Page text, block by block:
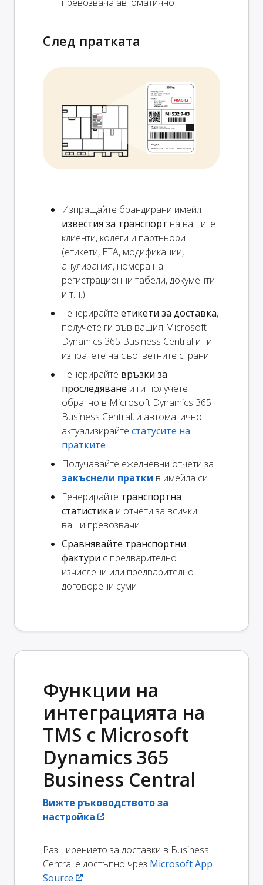
След пратката
Изпращайте брандирани имейл
известия за транспорт на вашите
клиенти, колеги и партньори
(етикети, ETA, модификации,
анулирания, номера на
регистрационни табели, документи
и т.н.)
Генерирайте етикети за доставка,
получете ги във вашия Microsoft
Dynamics 365 Business Central и ги
изпратете на съответните страни
Генерирайте връзки за
проследяване и ги получете
обратно в Microsoft Dynamics 365
Business Central, и автоматично
актуализирайте статусите на
пратките
Получавайте ежедневни отчети за
закъснели пратки в имейла си
Генерирайте транспортна
статистика и отчети за всички
ваши превозвачи
Сравнявайте транспортни
фактури с предварително
изчислени или предварително
договорени суми
Функции на
интеграцията на
TMS с Microsoft
Dynamics 365
Business Central
Вижте ръководството за
настройка
Разширението за доставки в Business
Central е достъпно чрез Microsoft App
Source
.